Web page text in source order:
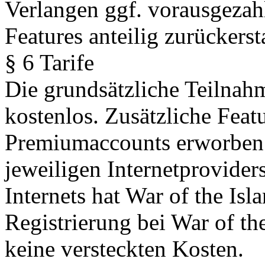
Verlangen ggf.
Features anteilig
§ 6 Tarife
Die grundsätzliche
kostenlos. Zusätzliche
Premiumaccounts
jeweiligen
Internets hat War of the
Registrierung bei War of
keine versteckten Kosten.